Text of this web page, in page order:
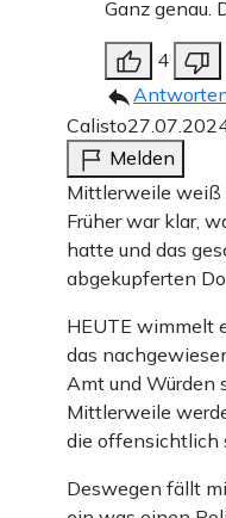
Ganz genau.
4
Calisto
Melden
Mittlerweile weiß
Früher war klar,
hatte und das
abgekupferten
HEUTE wimmelt
das
Amt und Würden
Mittlerweile
die offensichtlich
Deswegen fällt